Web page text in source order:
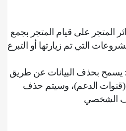
المتجر على قيام المتجر بجمع
التي تم زيارتها أو التبرع
بحذف البيانات عن طريق
الدعم)، وسيتم حذف
الشخصي